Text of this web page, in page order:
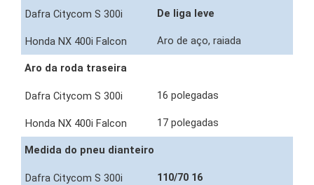
De liga leve
Aro de aço, raiada
Aro da roda traseira
16 polegadas
17 polegadas
Medida do pneu dianteiro
110/70 16